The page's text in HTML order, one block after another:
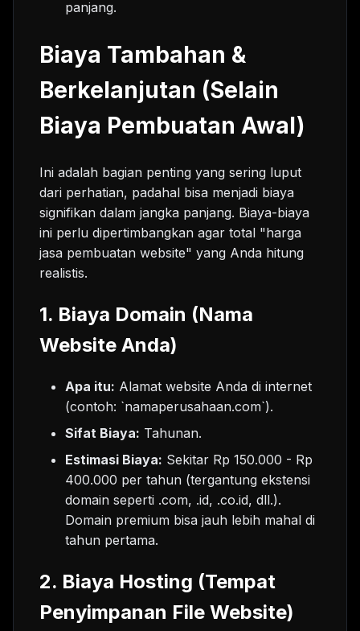
panjang.
Biaya Tambahan &
Berkelanjutan (Selain
Biaya Pembuatan Awal)
Ini adalah bagian penting yang sering luput
dari perhatian, padahal bisa menjadi biaya
signifikan dalam jangka panjang. Biaya-biaya
ini perlu dipertimbangkan agar total "harga
jasa pembuatan website" yang Anda hitung
realistis.
1. Biaya Domain (Nama
Website Anda)
Apa itu: Alamat website Anda di internet
(contoh: `namaperusahaan.com`).
Sifat Biaya: Tahunan.
Estimasi Biaya: Sekitar Rp 150.000 - Rp
400.000 per tahun (tergantung ekstensi
domain seperti .com, .id, .co.id, dll.).
Domain premium bisa jauh lebih mahal di
tahun pertama.
2. Biaya Hosting (Tempat
Penyimpanan File Website)